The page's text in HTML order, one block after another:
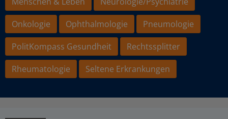
Onkologie
Ophthalmologie
Pneumologie
PolitKompass Gesundheit
Rechtssplitter
Rheumatologie
Seltene Erkrankungen